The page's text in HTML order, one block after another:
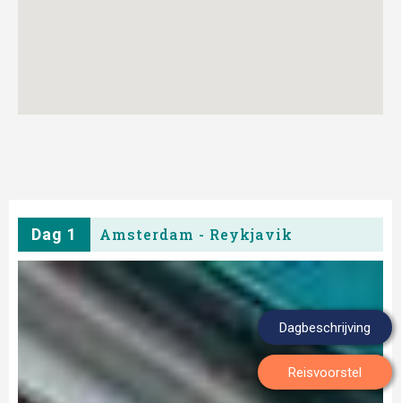
Dag 1 Amsterdam - Reykjavik
Dagbeschrijving
Reisvoorstel